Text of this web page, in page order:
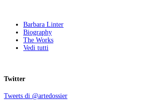
Barbara Linter
Biography
The Works
Vedi tutti
Twitter
Tweets di @artedossier